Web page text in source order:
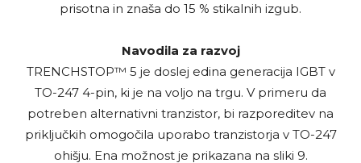
prisotna in znaša do 15 % stikalnih izgub.
Navodila za razvoj
TRENCHSTOP™ 5 je doslej edina generacija IGBT v
TO-247 4-pin, ki je na voljo na trgu. V primeru da
potreben alternativni tranzistor, bi razporeditev na
priključkih omogočila uporabo tranzistorja v TO-247
ohišju. Ena možnost je prikazana na sliki 9.